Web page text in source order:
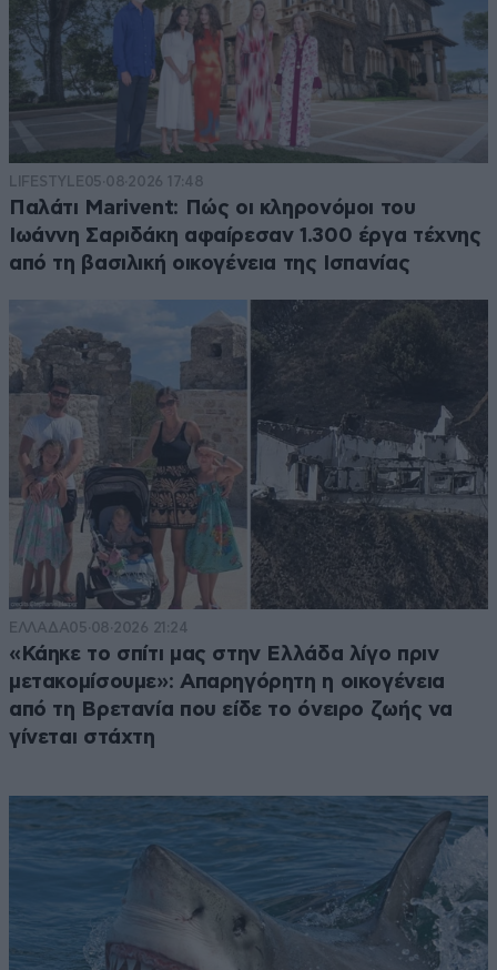
LIFESTYLE05·08·2026 17:48
Παλάτι Marivent: Πώς οι κληρονόμοι του
Ιωάννη Σαριδάκη αφαίρεσαν 1.300 έργα τέχνης
από τη βασιλική οικογένεια της Ισπανίας
ΕΛΛΑΔΑ05·08·2026 21:24
«Κάηκε το σπίτι μας στην Ελλάδα λίγο πριν
μετακομίσουμε»: Απαρηγόρητη η οικογένεια
από τη Βρετανία που είδε το όνειρο ζωής να
γίνεται στάχτη